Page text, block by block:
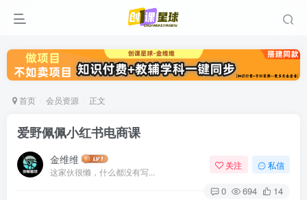
首页 会员资源 正文
爱野佩佩小红书电商课
金维维
这家伙很懒，什么都没有写...
关注 私信
0 694 14